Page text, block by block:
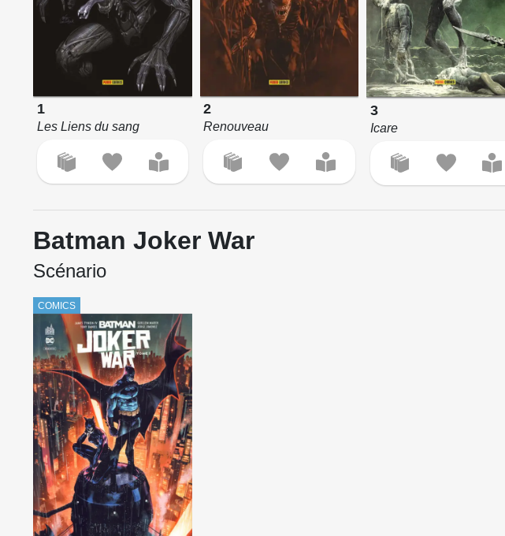
1
Les Liens du sang
2
Renouveau
3
Icare
Batman Joker War
Scénario
COMICS